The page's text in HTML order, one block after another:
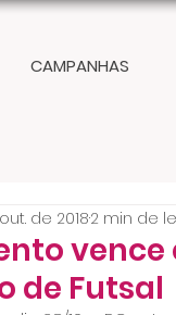
CAMPANHAS
de Futsal
de 20182 min de